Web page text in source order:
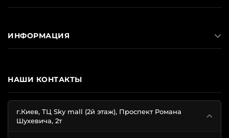
НАШИ КОНТАКТЫ
г.Киев, ТЦ Sky mall (2й этаж), Проспект Романа
Шухевича, 2т
ИНФОРМАЦИЯ